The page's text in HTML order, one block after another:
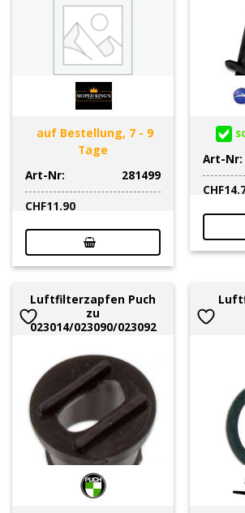
auf Bestellung, 7 - 9
Tage
Art-Nr:
281499
CHF11.90
Art-Nr:
CHF
Luftfilterzapfen Puch
zu
023014/023090/023092